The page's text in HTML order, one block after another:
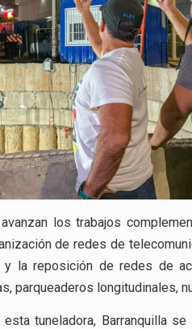
avanzan los trabajos
de redes de
la reposición de redes de
parqueaderos longitudinales,
tuneladora, Barranquilla